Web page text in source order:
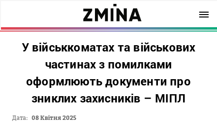
У військкоматах та військових
частинах з помилками
оформлюють документи про
зниклих захисників – МІПЛ
Дата: 08 Квітня 2025